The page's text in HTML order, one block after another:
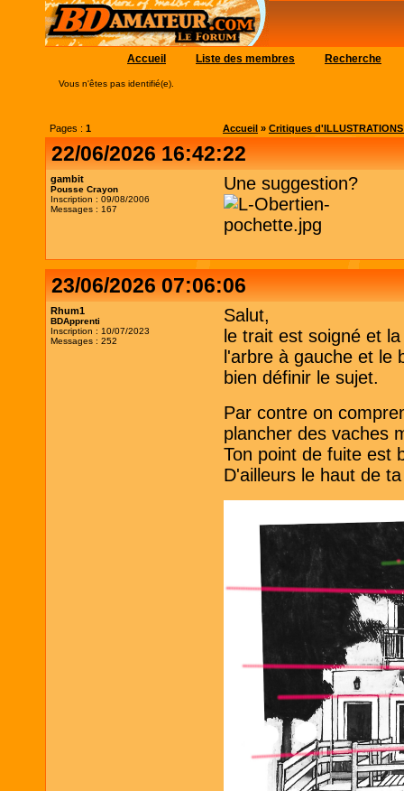
Accueil Liste des membres Recherche
Vous n'êtes pas identifié(e).
Pages : 1 Accueil » Critiques
22/06/2026 16:42:22
gambit
Pousse Crayon
Inscription : 09/08/2006
Messages : 167
Une suggestion?
23/06/2026 07:06:06
Rhum1
BDApprenti
Inscription : 10/07/2023
Messages : 252
Salut,
le trait est soigné et
l'arbre à gauche et le
bien définir le sujet.
Par contre on
plancher des vaches
Ton point de fuite est
D'ailleurs le haut de